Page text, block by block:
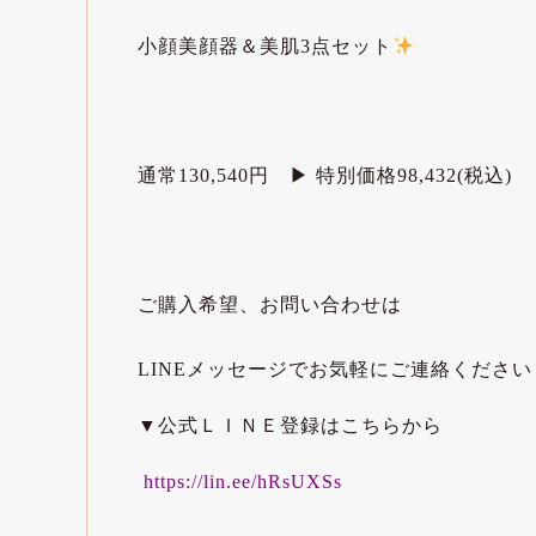
小顔美顔器＆美肌3点セット
通常130,540円　▶︎ 特別価格98,432(税込)
ご購入希望、お問い合わせは
LINEメッセージでお気軽にご連絡ください
▼公式ＬＩＮＥ登録はこちらから
https://lin.ee/hRsUXSs